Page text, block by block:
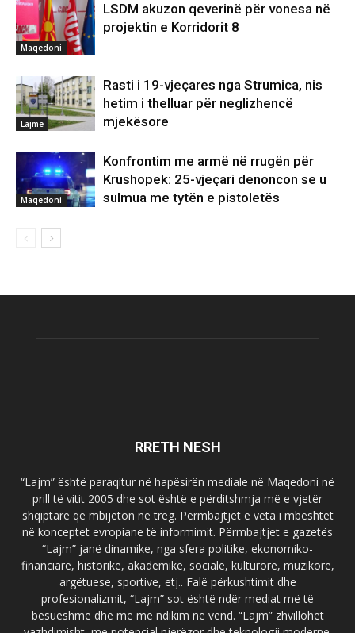
Maqedoni
LSDM akuzon qeverinë për vonesa në
projektin e Korridorit 8
Lajme
Rasti i 19-vjeçares nga Strumica, nis
hetim i thelluar për neglizhencë
mjekësore
Maqedoni
Konfrontim me armë në rrugën për
Krushopek: 25-vjeçari denoncon se u
sulmua me tytën e pistoletës
RRETH NESH
“Lajm” është paraqitur në hapësirën mediale në Maqedoni në
prill të vitit 2005 dhe sot është e përditshmja më e vjetër
shqiptare që mbijeton në treg. Përmbajtjet e veta i mbështet
në konceptet evropiane të informimit. Përmbajtjet e gazetës
“Lajm” janë dinamike, nga sfera politike, ekonomiko-
financiare, historike, akademike, sociale, kulturore, muzikore,
argëtuese, sportive, etj.. Falë përkushtimit dhe
profesionalizmit, “Lajm” sot është ndër mediat më të
besueshme dhe më me ndikim në vend. “Lajm” zhvillohet